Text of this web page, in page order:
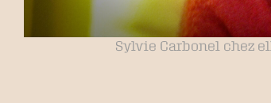
Sylvie Carbonel chez